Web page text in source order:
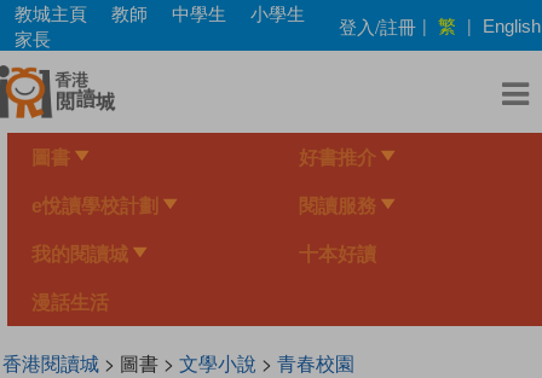
Skip
main
content
教城主頁 教師 中學生
小學生
家長
登入/註冊 | 繁 | English
圖書 好書推介
e悅讀學校計劃 閱讀服務
我的閱讀城 十本好讀
漫話生活
香港閱讀城> 圖書 > 文學小說 > 青春校園